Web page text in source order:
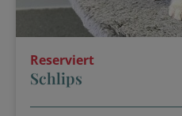
Reserviert
Schlips